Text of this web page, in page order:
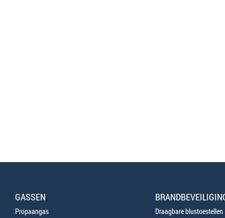
GASSEN
Propaangas
Draagbare blustoestellen